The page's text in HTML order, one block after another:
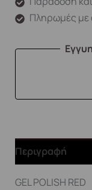
Πληρωμές με
Περιγραφή
GEL POLISH RED